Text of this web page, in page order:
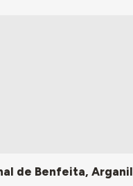
de Benfeita, Arganil